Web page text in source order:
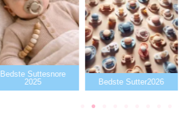
Bedste Suttesnore
2025
Bedste Sutter2026